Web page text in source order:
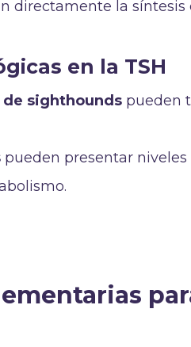
directamente la
en la TSH
de sighthounds pueden
pueden presentar